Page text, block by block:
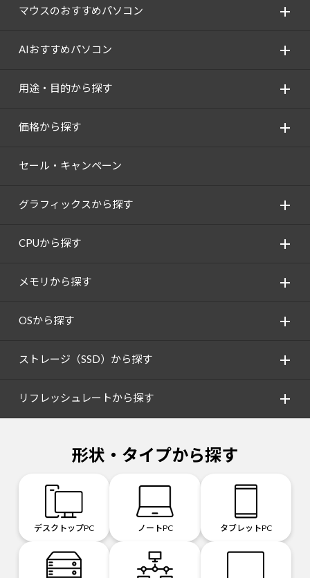
マウスのおすすめパソコン
AIおすすめパソコン
用途・目的から探す
価格から探す
セール・キャンペーン
グラフィックスから探す
CPUから探す
メモリから探す
OSから探す
ストレージ（SSD）から探す
リフレッシュレートから探す
形状・タイプから探す
デスクトップPC ノートPC タブレットPC